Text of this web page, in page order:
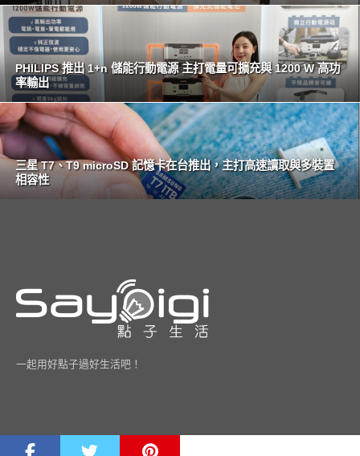
PHILIPS 推出 1+n 儲能行動電源 主打電量可擴充與 1200 W 高功
率輸出
三星 T7、T9 microSD 記憶卡在台推出，主打高速讀取與多裝置
相容性
一起用好點子過好生活吧！